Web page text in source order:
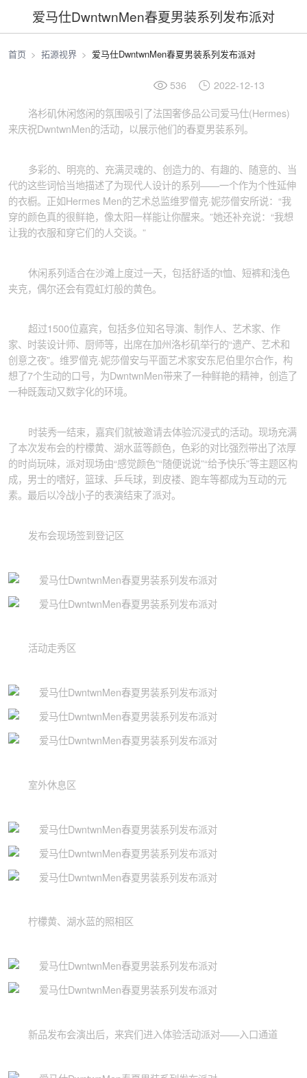
爱马仕DwntwnMen春夏男装系列发布派对
首页 拓源视界 爱马仕DwntwnMen春夏男装系列发布派对
536 2022-12-13
洛杉矶休闲悠闲的氛围吸引了法国奢侈品公司爱马仕(Hermes)
来庆祝DwntwnMen的活动，以展示他们的春夏男装系列。
多彩的、明亮的、充满灵魂的、创造力的、有趣的、随意的、当
代的这些词恰当地描述了为现代人设计的系列——一个作为个性延伸
的衣橱。正如Hermes Men的艺术总监维罗僧克·妮莎僧安所说：“我
穿的颜色真的很鲜艳，像太阳一样能让你醒来。”她还补充说：“我想
让我的衣服和穿它们的人交谈。”
休闲系列适合在沙滩上度过一天，包括舒适的t恤、短裤和浅色
夹克，偶尔还会有霓虹灯般的黄色。
超过1500位嘉宾，包括多位知名导演、制作人、艺术家、作
家、时装设计师、厨师等，出席在加州洛杉矶举行的“遗产、艺术和
创意之夜”。维罗僧克·妮莎僧安与平面艺术家安东尼伯里尔合作，构
想了7个生动的口号，为DwntwnMen带来了一种鲜艳的精神，创造了
一种既轰动又数字化的环境。
时装秀一结束，嘉宾们就被邀请去体验沉浸式的活动。现场充满
了本次发布会的柠檬黄、湖水蓝等颜色，色彩的对比强烈带出了浓厚
的时尚玩味，派对现场由“感觉颜色”“随便说说”“给予快乐”等主题区构
成，男士的嗜好，篮球、乒乓球，到皮褛、跑车等都成为互动的元
素。最后以冷战小子的表演结束了派对。
发布会现场签到登记区
活动走秀区
室外休息区
柠檬黄、湖水蓝的照相区
新品发布会演出后，来宾们进入体验活动派对——入口通道